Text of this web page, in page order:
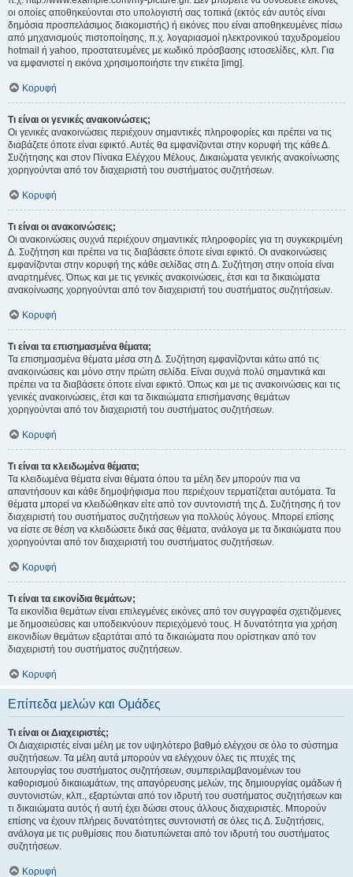
οι οποίες αποθηκεύονται στο υπολογιστή σας τοπικά (εκτός εάν αυτός είναι
δημόσια προσπελάσιμος διακομιστής) ή εικόνες που είναι αποθηκευμένες πίσω
από μηχανισμούς πιστοποίησης, π.χ. λογαριασμοί ηλεκτρονικού ταχυδρομείου
hotmail ή yahoo, προστατευμένες με κωδικό πρόσβασης ιστοσελίδες, κλπ. Για
να εμφανιστεί η εικόνα χρησιμοποιήστε την ετικέτα [img].
Κορυφή
Τι είναι οι γενικές ανακοινώσεις;
Οι γενικές ανακοινώσεις περιέχουν σημαντικές πληροφορίες και πρέπει να τις
διαβάζετε όποτε είναι εφικτό. Αυτές θα εμφανίζονται στην κορυφή της κάθε Δ.
Συζήτησης και στον Πίνακα Ελέγχου Μέλους. Δικαιώματα γενικής ανακοίνωσης
χορηγούνται από τον διαχειριστή του συστήματος συζητήσεων.
Κορυφή
Τι είναι οι ανακοινώσεις;
Οι ανακοινώσεις συχνά περιέχουν σημαντικές πληροφορίες για τη συγκεκριμένη
Δ. Συζήτηση και πρέπει να τις διαβάσετε όποτε είναι εφικτό. Οι ανακοινώσεις
εμφανίζονται στην κορυφή της κάθε σελίδας στη Δ. Συζήτηση στην οποία είναι
αναρτημένες. Όπως και με τις γενικές ανακοινώσεις, έτσι και τα δικαιώματα
ανακοίνωσης χορηγούνται από τον διαχειριστή του συστήματος συζητήσεων.
Κορυφή
Τι είναι τα επισημασμένα θέματα;
Τα επισημασμένα θέματα μέσα στη Δ. Συζήτηση εμφανίζονται κάτω από τις
ανακοινώσεις και μόνο στην πρώτη σελίδα. Είναι συχνά πολύ σημαντικά και
πρέπει να τα διαβάσετε όποτε είναι εφικτό. Όπως και με τις ανακοινώσεις και τις
γενικές ανακοινώσεις, έτσι και τα δικαιώματα επισήμανσης θεμάτων
χορηγούνται από τον διαχειριστή του συστήματος συζητήσεων.
Κορυφή
Τι είναι τα κλειδωμένα θέματα;
Τα κλειδωμένα θέματα είναι θέματα όπου τα μέλη δεν μπορούν πια να
απαντήσουν και κάθε δημοψήφισμα που περιέχουν τερματίζεται αυτόματα. Τα
θέματα μπορεί να κλειδώθηκαν είτε από τον συντονιστή της Δ. Συζήτησης ή τον
διαχειριστή του συστήματος συζητήσεων για πολλούς λόγους. Μπορεί επίσης
να είστε σε θέση να κλειδώσετε δικά σας θέματα, ανάλογα με τα δικαιώματα που
χορηγούνται από τον διαχειριστή του συστήματος συζητήσεων.
Κορυφή
Τι είναι τα εικονίδια θεμάτων;
Τα εικονίδια θεμάτων είναι επιλεγμένες εικόνες από τον συγγραφέα σχετιζόμενες
με δημοσιεύσεις και υποδεικνύουν περιεχόμενό τους. Η δυνατότητα για χρήση
εικονιδίων θεμάτων εξαρτάται από τα δικαιώματα που ορίστηκαν από τον
διαχειριστή του συστήματος συζητήσεων.
Κορυφή
Επίπεδα μελών και Ομάδες
Τι είναι οι Διαχειριστές;
Οι Διαχειριστές είναι μέλη με τον υψηλότερο βαθμό ελέγχου σε όλο το σύστημα
συζητήσεων. Τα μέλη αυτά μπορούν να ελέγχουν όλες τις πτυχές της
λειτουργίας του συστήματος συζητήσεων, συμπεριλαμβανομένων του
καθορισμού δικαιωμάτων, της απαγόρευσης μελών, της δημιουργίας ομάδων ή
συντονιστών, κλπ., εξαρτώνται από τον ιδρυτή του συστήματος συζητήσεων και
τι δικαιώματα αυτός ή αυτή έχει δώσει στους άλλους διαχειριστές. Μπορούν
επίσης να έχουν πλήρεις δυνατότητες συντονιστή σε όλες τις Δ. Συζητήσεις,
ανάλογα με τις ρυθμίσεις που διατυπώνεται από τον ιδρυτή του συστήματος
συζητήσεων.
Κορυφή